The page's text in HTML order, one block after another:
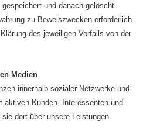
und danach gelöscht.
zu Beweiszwecken erforderlich
des jeweiligen Vorfalls von der
Medien
innerhalb sozialer Netzwerke und
aktiven Kunden, Interessenten und
dort über unsere Leistungen